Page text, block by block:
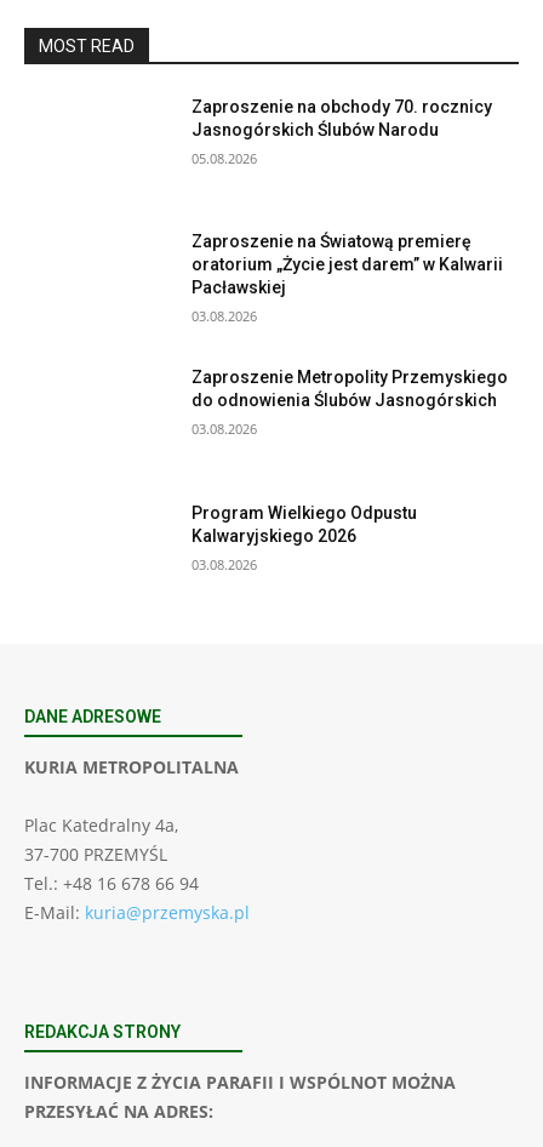
MOST READ
Zaproszenie na obchody 70. rocznicy
Jasnogórskich Ślubów Narodu
05.08.2026
Zaproszenie na Światową premierę
oratorium „Życie jest darem” w Kalwarii
Pacławskiej
03.08.2026
Zaproszenie Metropolity Przemyskiego
do odnowienia Ślubów Jasnogórskich
03.08.2026
Program Wielkiego Odpustu
Kalwaryjskiego 2026
03.08.2026
DANE ADRESOWE
KURIA METROPOLITALNA
Plac Katedralny 4a,
37-700 PRZEMYŚL
Tel.: +48 16 678 66 94
E-Mail: kuria@przemyska.pl
REDAKCJA STRONY
INFORMACJE Z ŻYCIA PARAFII I WSPÓLNOT MOŻNA
PRZESYŁAĆ NA ADRES: